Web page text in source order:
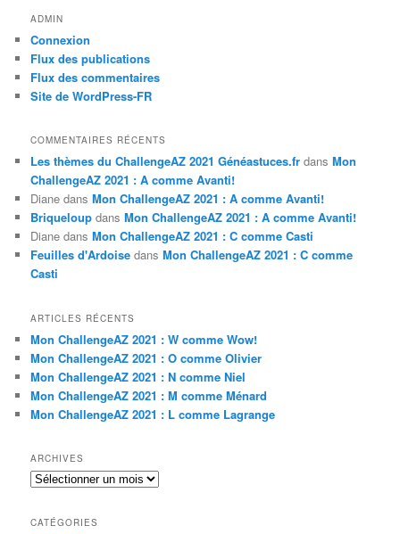
ADMIN
Connexion
Flux des publications
Flux des commentaires
Site de WordPress-FR
COMMENTAIRES RÉCENTS
Les thèmes du ChallengeAZ 2021 Généastuces.fr dansMon
ChallengeAZ 2021 : A comme Avanti!
Diane dansMon ChallengeAZ 2021 : A comme Avanti!
Briqueloup dansMon ChallengeAZ 2021 : A comme Avanti!
Diane dansMon ChallengeAZ 2021 : C comme Casti
Feuilles d'Ardoise dansMon ChallengeAZ 2021 : C comme
Casti
ARTICLES RÉCENTS
Mon ChallengeAZ 2021 : W comme Wow!
Mon ChallengeAZ 2021 : O comme Olivier
Mon ChallengeAZ 2021 : N comme Niel
Mon ChallengeAZ 2021 : M comme Ménard
Mon ChallengeAZ 2021 : L comme Lagrange
ARCHIVES
Archives
CATÉGORIES